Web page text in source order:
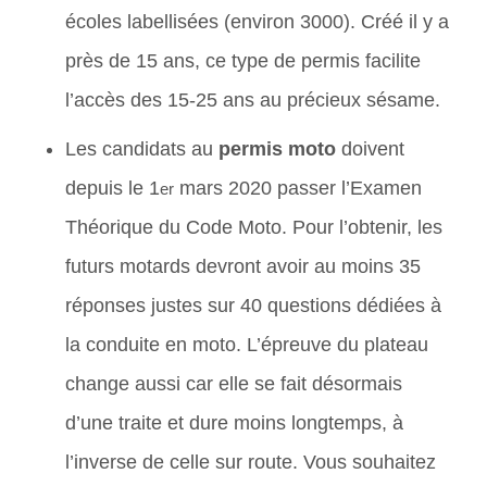
écoles labellisées (environ 3000). Créé il y a
près de 15 ans, ce type de permis facilite
l’accès des 15-25 ans au précieux sésame.
Les candidats au permis moto doivent
depuis le 1er mars 2020 passer l’Examen
Théorique du Code Moto. Pour l’obtenir, les
futurs motards devront avoir au moins 35
réponses justes sur 40 questions dédiées à
la conduite en moto. L’épreuve du plateau
change aussi car elle se fait désormais
d’une traite et dure moins longtemps, à
l’inverse de celle sur route. Vous souhaitez